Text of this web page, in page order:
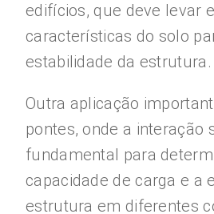
edifícios, que deve levar
características do solo
estabilidade da estrutura.
Outra aplicação
pontes, onde a interação
fundamental para
capacidade de carga e a
estrutura em diferentes